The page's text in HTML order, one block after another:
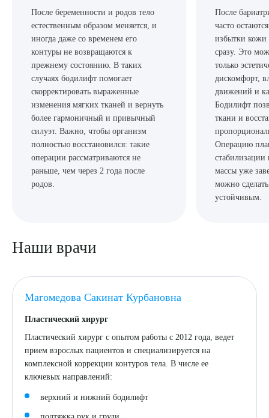
После беременности и родов тело
естественным образом меняется, и
иногда даже со временем его
контуры не возвращаются к
прежнему состоянию. В таких
случаях бодилифт помогает
скорректировать выраженные
изменения мягких тканей и вернуть
более гармоничный и привычный
силуэт. Важно, чтобы организм
полностью восстановился: такие
операции рассматриваются не
раньше, чем через 2 года после
родов.
После
часто
избытки кожи
сразу. Это
только
дискомфорт,
движений и
Бодилифт
ткани и
Операцию
стабилизации
массы уже
можно
устойчивым.
Наши врачи
Магомедова Сакинат Курбановна
Пластический хирург
Пластический хирург с опытом работы с 2012 года, ведет
прием взрослых пациентов и специализируется на
комплексной коррекции контуров тела. В числе ее
ключевых направлений:
верхний и нижний бодилифт
подтяжка рук и груди